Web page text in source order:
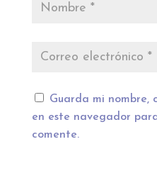
Guarda mi nombre,
en este navegador
comente.